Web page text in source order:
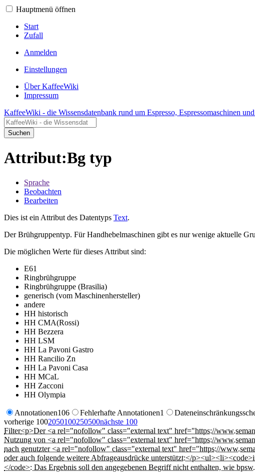
Hauptmenü öffnen
Start
Zufall
Anmelden
Einstellungen
Über KaffeeWiki
Impressum
KaffeeWiki - die Wissensdatenbank rund um Espresso, Espressomaschinen
Suchen
Attribut:Bg typ
Sprache
Beobachten
Bearbeiten
Dies ist ein Attribut des Datentyps Text.
Der Brühgruppentyp. Für Handhebelmaschinen gibt es nur wenige aktuelle
Die möglichen Werte für dieses Attribut sind:
E61
Ringbrühgruppe
Ringbrühgruppe (Brasilia)
generisch (vom Maschinenhersteller)
andere
HH historisch
HH CMA(Rossi)
HH Bezzera
HH LSM
HH La Pavoni Gastro
HH Rancilio Zn
HH La Pavoni Casa
HH MCaL
HH Zacconi
HH Olympia
Annotationen106 Fehlerhafte Annotationen1
vorherige 1002050100250500nächste 100
Filter<p>Der <a rel="nofollow" class="external text" href="https://
Nutzung von <a rel="nofollow" class="external text" href="https://
nach genutzter <a rel="nofollow" class="external text" href="https://
oder auch folgende weitere Abfrageausdrücke unterstützt:</
</code>: Das Ergebnis soll den angegebenen Begriff nicht enthalten, wie